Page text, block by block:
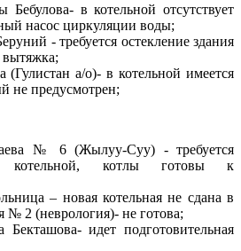
в котельной отсутствует
насос циркуляции воды;
- требуется остекление здания
вытяжка;
а/о)- в котельной имеется
не предусмотрен;
№ 6 (Жылуу-Суу) - требуется
котельной, котлы готовы к
– новая котельная не сдана в
№ 2 (неврология)- не готова;
идет подготовительная